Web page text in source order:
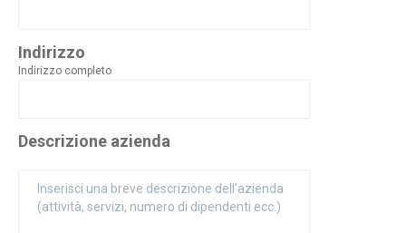
Indirizzo
Indirizzo completo
Descrizione azienda